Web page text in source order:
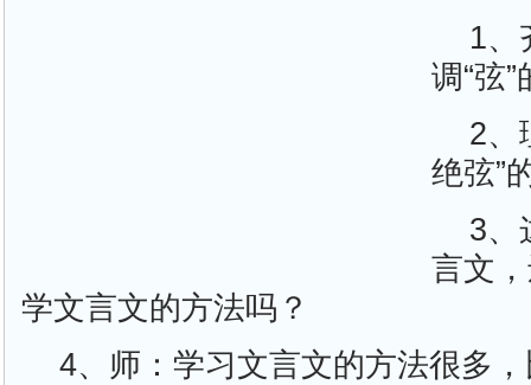
1、
调“弦
2、
绝弦”
3、
言文
学文言文的方法吗？
4、师：学习文言文的方法很多